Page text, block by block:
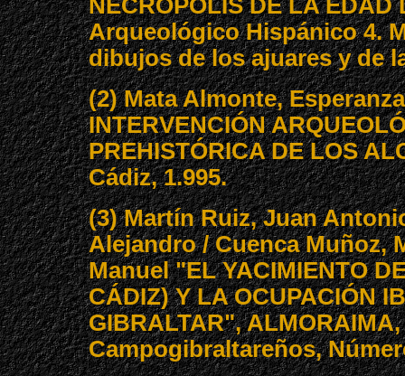
NECRÓPOLIS DE LA
Arqueológico Hispánico 4.
dibujos de los ajuares y de
(2) Mata Almonte,
INTERVENCIÓN
PREHISTÓRICA DE LOS
Cádiz, 1.995.
(3) Martín Ruiz, Juan
Alejandro / Cuenca Muñoz,
Manuel "EL YACIMIENTO
CÁDIZ) Y LA OCUPACIÓN
GIBRALTAR",
Campogibraltareños,